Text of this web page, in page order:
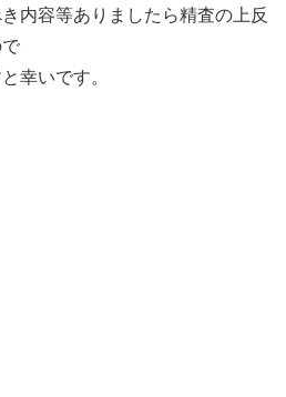
内容等ありましたら精査の上反
幸いです。